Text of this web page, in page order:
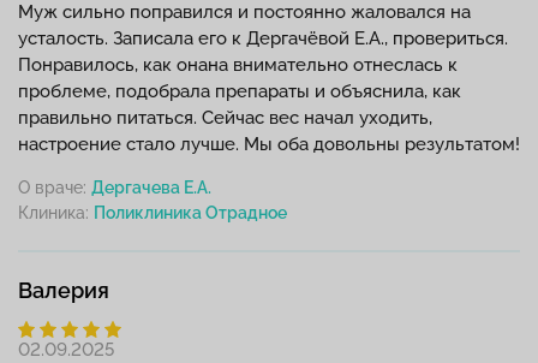
Муж сильно поправился и постоянно жаловался на
усталость. Записала его к Дергачёвой Е.А., провериться.
Понравилось, как онана внимательно отнеслась к
проблеме, подобрала препараты и объяснила, как
правильно питаться. Сейчас вес начал уходить,
настроение стало лучше. Мы оба довольны результатом!
О враче: Дергачева Е.А.
Клиника:
Валерия
02.09.2025